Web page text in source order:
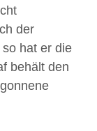
der
hat er die
behält den